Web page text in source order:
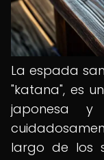
La espada
"katana", es
japonesa
largo de los